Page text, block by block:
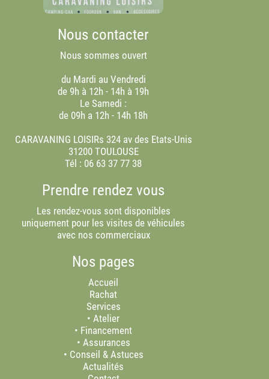
Nous contacter
Nous sommes ouvert
du Mardi au Vendredi
de 9h à 12h - 14h à 19h
Le Samedi :
de 09h a 12h - 14h 18h
CARAVANING LOISIRs 324 av des Etats-Unis
31200 TOULOUSE
Tél : 06 63 37 77 38
Prendre rendez vous
Les rendez-vous sont disponibles
uniquement pour les visites de véhicules
avec nos commerciaux
Nos pages
Accueil
Rachat
Services
•Atelier
• Financement
• Assurances
• Conseil & Astuces
Actualités